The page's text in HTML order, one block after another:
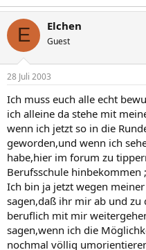
E Elchen
Guest
28 Juli 2003
Ich muss euch alle echt
ich alleine da stehe mit
wenn ich jetzt so in die
geworden,und wenn ich
habe,hier im forum zu
Berufsschule hinbekommen
Ich bin ja jetzt wegen
sagen,daß ihr mir ab und zu
beruflich mit mir
sagen,wenn ich die
nochmal völlig